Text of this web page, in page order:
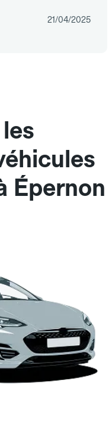
21/04/2025
Épernon